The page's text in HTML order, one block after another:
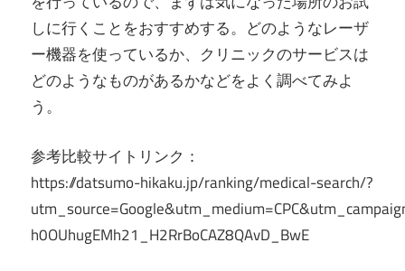
しに行くことをおすすめする。どのようなレーザ
ー機器を使っているか、クリニックのサービスは
どのようなものがあるかなどをよく調べてみよ
う。
参考比較サイトリンク：
https://datsumo-hikaku.jp/ranking/medical-search/?
h0OUhugEMh21_H2RrBoCAZ8QAvD_BwE